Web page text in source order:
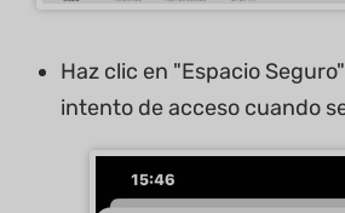
Haz clic en "Espacio
intento de acceso cuando